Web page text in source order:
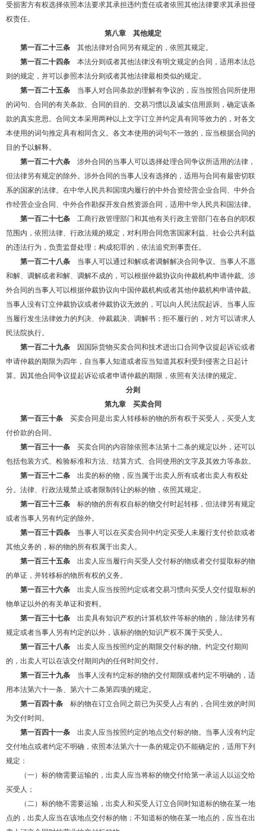
受损害方有权选择依照本法要求其承担违约责任或者依照其他法律要求其承担侵
权责任。
第八章 其他规定
第一百二十三条 其他法律对合同另有规定的，依照其规定。
第一百二十四条 本法分则或者其他法律没有明文规定的合同，适用本法总
则的规定，并可以参照本法分则或者其他法律最相类似的规定。
第一百二十五条 当事人对合同条款的理解有争议的，应当按照合同所使用
的词句、合同的有关条款、合同的目的、交易习惯以及诚实信用原则，确定该条
款的真实意思。合同文本采用两种以上文字订立并约定具有同等效力的，对各文
本使用的词句推定具有相同含义。各文本使用的词句不一致的，应当根据合同的
目的予以解释。
第一百二十六条 涉外合同的当事人可以选择处理合同争议所适用的法律，
但法律另有规定的除外。涉外合同的当事人没有选择的，适用与合同有最密切联
系的国家的法律。在中华人民共和国境内履行的中外合资经营企业合同、中外合
作经营企业合同、中外合作勘探开发自然资源合同，适用中华人民共和国法律。
第一百二十七条 工商行政管理部门和其他有关行政主管部门在各自的职权
范围内，依照法律、行政法规的规定，对利用合同危害国家利益、社会公共利益
的违法行为，负责监督处理；构成犯罪的，依法追究刑事责任。
第一百二十八条 当事人可以通过和解或者调解解决合同争议。当事人不愿
和解、调解或者和解、调解不成的，可以根据仲裁协议向仲裁机构申请仲裁。涉
外合同的当事人可以根据仲裁协议向中国仲裁机构或者其他仲裁机构申请仲裁。
当事人没有订立仲裁协议或者仲裁协议无效的，可以向人民法院起诉。当事人应
当履行发生法律效力的判决、仲裁裁决、调解书；拒不履行的，对方可以请求人
民法院执行。
第一百二十九条
因国际货物买卖合同和技术进出口合同争议提起诉讼或者
申请仲裁的期限为四年，自当事人知道或者应当知道其权利受到侵害之日起计
算。因其他合同争议提起诉讼或者申请仲裁的期限，依照有关法律的规定。
分则
第九章 买卖合同
第一百三十条 买卖合同是出卖人转移标的物的所有权于买受人，买受人支
付价款的合同。
第一百三十一条 买卖合同的内容除依照本法第十二条的规定以外，还可以
包括包装方式、检验标准和方法、结算方式、合同使用的文字及其效力等条款。
第一百三十二条 出卖的标的物，应当属于出卖人所有或者出卖人有权处
分。法律、行政法规禁止或者限制转让的标的物，依照其规定。
第一百三十三条 标的物的所有权自标的物交付时起转移，但法律另有规定
或者当事人另有约定的除外。
第一百三十四条 当事人可以在买卖合同中约定买受人未履行支付价款或者
其他义务的，标的物的所有权属于出卖人。
第一百三十五条 出卖人应当履行向买受人交付标的物或者交付提取标的物
的单证，并转移标的物所有权的义务。
第一百三十六条 出卖人应当按照约定或者交易习惯向买受人交付提取标的
物单证以外的有关单证和资料。
第一百三十七条 出卖具有知识产权的计算机软件等标的物的，除法律另有
规定或者当事人另有约定的以外，该标的物的知识产权不属于买受人。
第一百三十八条 出卖人应当按照约定的期限交付标的物。约定交付期间
的，出卖人可以在该交付期间内的任何时间交付。
第一百三十九条 当事人没有约定标的物的交付期限或者约定不明确的，适
用本法第六十一条、第六十二条第四项的规定。
第一百四十条 标的物在订立合同之前已为买受人占有的，合同生效的时间
为交付时间。
第一百四十一条 出卖人应当按照约定的地点交付标的物。当事人没有约定
交付地点或者约定不明确，依照本法第六十一条的规定仍不能确定的，适用下列
规定：
（一）标的物需要运输的，出卖人应当将标的物交付给第一承运人以运交给
买受人；
（二）标的物不需要运输，出卖人和买受人订立合同时知道标的物在某一地
点的，出卖人应当在该地点交付标的物；不知道标的物在某一地点的，应当在出